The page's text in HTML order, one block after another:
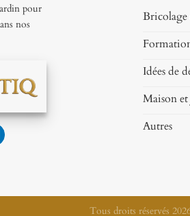
pour
nos
Idées de
Maison
Autres
Tous droits réservés